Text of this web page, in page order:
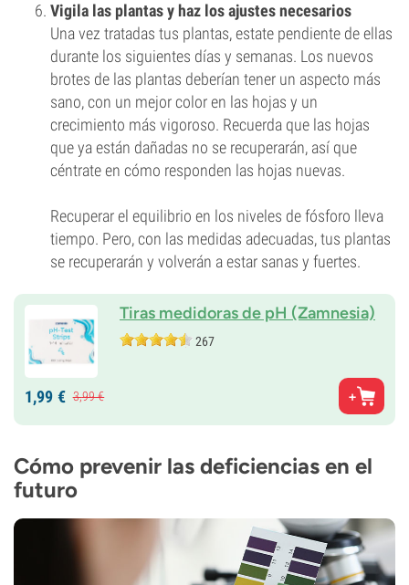
Vigila las plantas y haz los ajustes necesarios
Una vez tratadas tus plantas, estate pendiente de ellas
durante los siguientes días y semanas. Los nuevos
brotes de las plantas deberían tener un aspecto más
sano, con un mejor color en las hojas y un
crecimiento más vigoroso. Recuerda que las hojas
que ya están dañadas no se recuperarán, así que
céntrate en cómo responden las hojas nuevas.
Recuperar el equilibrio en los niveles de fósforo lleva
tiempo. Pero, con las medidas adecuadas, tus plantas
se recuperarán y volverán a estar sanas y fuertes.
Tiras medidoras de pH (Zamnesia)
267
1,99 € 3,99€
Cómo prevenir las deficiencias en el
futuro